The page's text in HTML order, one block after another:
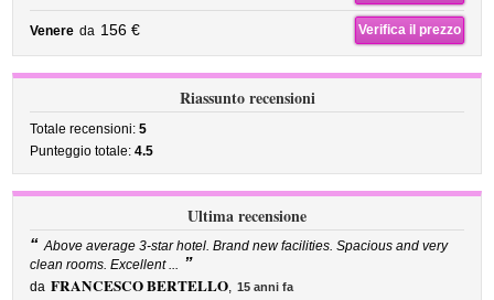
Venere da 156 € Verifica il prezzo
Riassunto recensioni
Totale recensioni:5
Punteggio totale:4.5
Ultima recensione
“ Above average 3-star hotel. Brand new facilities. Spacious and very
clean rooms. Excellent ... ”
da FRANCESCO BERTELLO, 15 anni fa